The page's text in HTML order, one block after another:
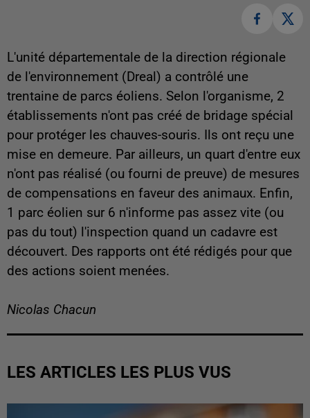
L'unité départementale de la direction régionale
de l'environnement (Dreal) a contrôlé une
trentaine de parcs éoliens. Selon l'organisme, 2
établissements n'ont pas créé de bridage spécial
pour protéger les chauves-souris. Ils ont reçu une
mise en demeure. Par ailleurs, un quart d'entre eux
n'ont pas réalisé (ou fourni de preuve) de mesures
de compensations en faveur des animaux. Enfin,
1 parc éolien sur 6 n'informe pas assez vite (ou
pas du tout) l'inspection quand un cadavre est
découvert. Des rapports ont été rédigés pour que
des actions soient menées.
Nicolas Chacun
LES ARTICLES LES PLUS VUS